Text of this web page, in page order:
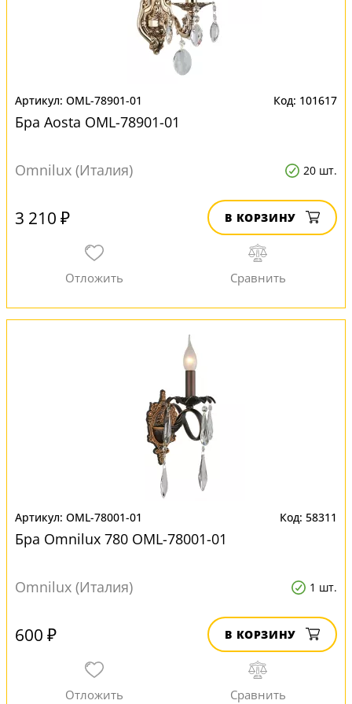
OML-78901-01 101617
Бра Aosta OML-78901-01
Omnilux (Италия) 20 шт.
3 210 ₽ В КОРЗИНУ
OML-78001-01 58311
Бра Omnilux 780 OML-78001-01
Omnilux (Италия) 1 шт.
600 ₽ В КОРЗИНУ